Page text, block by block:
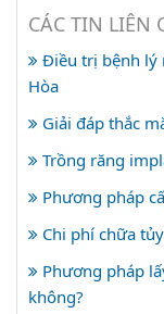
CÁC TIN LIÊN
Điều trị bệnh lý
Hòa
Giải đáp thắc
Trồng răng
Phương pháp
Chi phí chữa
Phương pháp
không?